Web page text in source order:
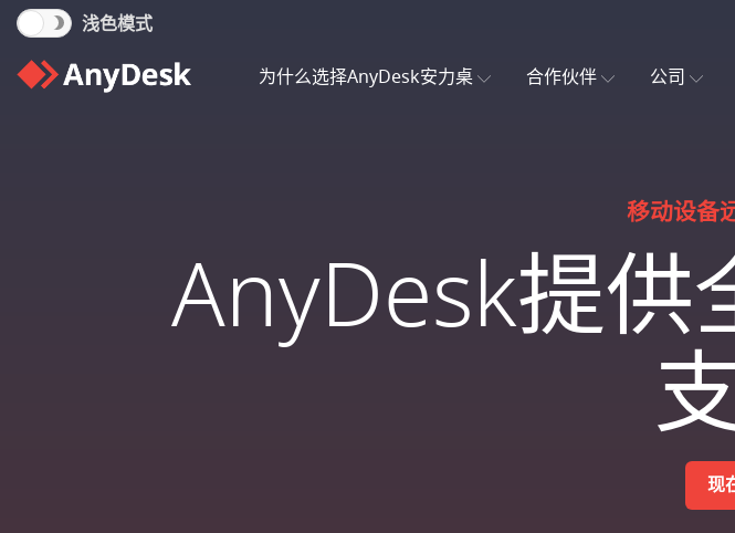
浅色模式
为什么选择AnyDesk安力桌
合作伙伴 公司
移动设备
AnyDesk提
现